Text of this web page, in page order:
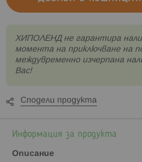
XИПОЛЕНД не гарантира
момента на приключване на
междувременно изчерпана
Вас!
Сподели продукта
Информация за продукта
Описание